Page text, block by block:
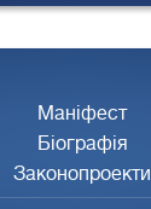
Маніфест
Біографія
Законопроекти